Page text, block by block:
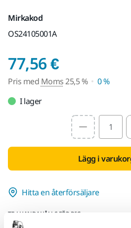
Mirkakod
OS24105001A
77,56 €Pris med
Pris med Moms25,5 %
0 %
I lager
Select quantity
Lägg i
Hitta en återförsäljare
TILLHANDAHÅLLS FÖR DIG